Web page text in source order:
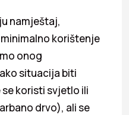
namještaj,
korištenje
onog
situacija biti
koristi svjetlo ili
drvo), ali se